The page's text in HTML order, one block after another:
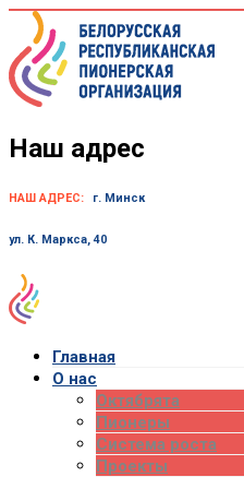
Skip
content
Наш адрес
НАШ АДРЕС: г. Минск
ул. К. Маркса, 40
Главная
О нас
Октябрята
Пионеры
Система роста
Проекты